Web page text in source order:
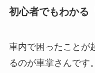
初心者でもわかる
車内で困ったことが
るのが車掌さんです。